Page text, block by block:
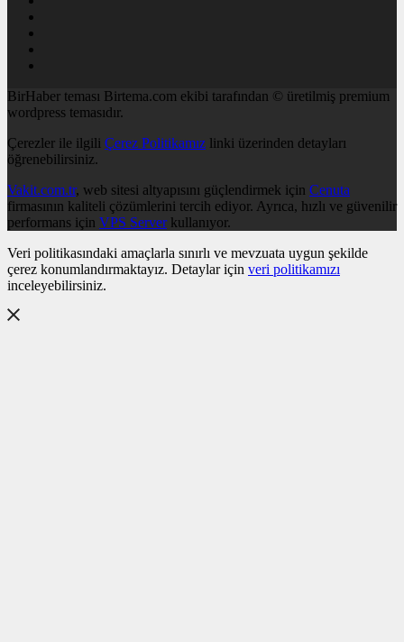
BirHaber teması Birtema.com ekibi tarafından © üretilmiş premium
wordpress temasıdır.
Çerezler ile ilgili Çerez Politikamız linki üzerinden detayları
öğrenebilirsiniz.
Vakit.com.tr, web sitesi altyapısını güçlendirmek için Cenuta
firmasının kaliteli çözümlerini tercih ediyor. Ayrıca, hızlı ve güvenilir
performans için VPS Serverkullanıyor.
Veri politikasındaki amaçlarla sınırlı ve mevzuata uygun şekilde
çerez konumlandırmaktayız. Detaylar için veri politikamızı
inceleyebilirsiniz.